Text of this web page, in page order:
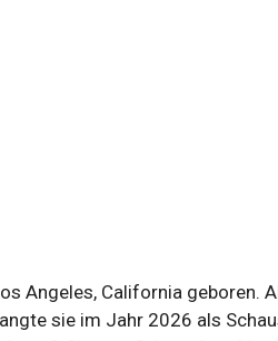
Angeles, California geboren.
sie im Jahr 2026 als